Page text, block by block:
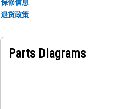
退货政策
Parts Diagrams